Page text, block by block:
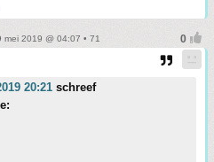
mei 2019 @ 04:07 • 71
20:21 schreef